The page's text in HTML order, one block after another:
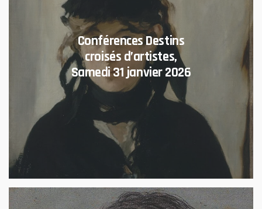
Conférences Destins
croisés d’artistes,
Samedi 31 janvier 2026